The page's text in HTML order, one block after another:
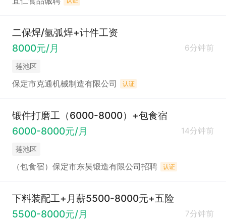
二保焊/氩弧焊+计件工资
8000元/月
6分钟前
莲池区
保定市克通机械制造有限公司 认证
锻件打磨工（6000-8000）+包食宿
6000-8000元/月
14分钟前
莲池区
（包食宿）保定市东昊锻造有限公司招聘 认证
下料装配工+月薪5500-8000元+五险
5500-8000元/月
7分钟前